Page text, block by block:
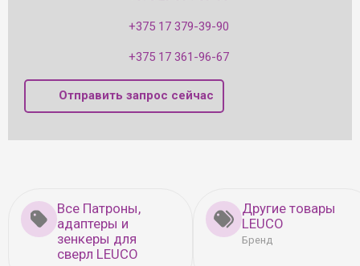
+375 17 379-39-90
+375 17 361-96-67
Отправить запрос сейчас
Все Патроны,
адаптеры и
зенкеры для
сверл LEUCO
Другие товары
LEUCO
Бренд